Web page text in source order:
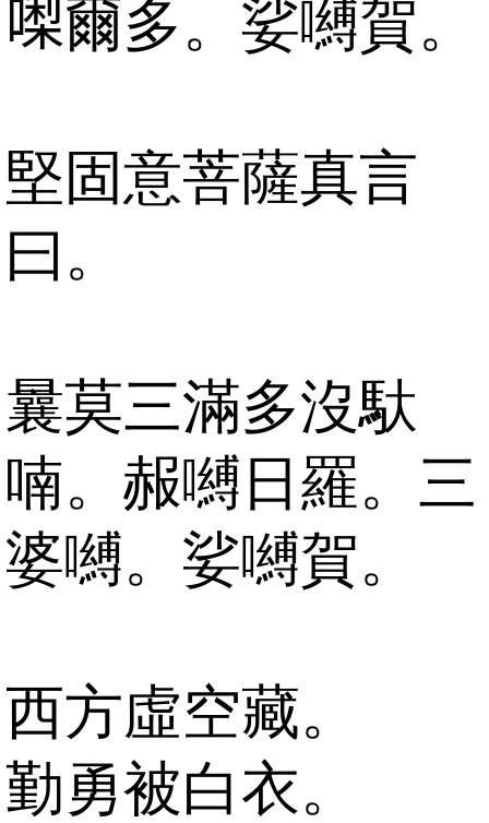
𠼝爾多。娑嚩賀。
堅固意菩薩真言
曰。
曩莫三滿多沒馱
喃。赧嚩日羅。三
婆嚩。娑嚩賀。
西方虛空藏。
勤勇被白衣。